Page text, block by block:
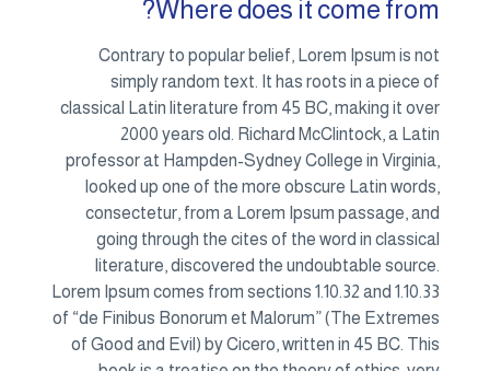
Where does it come from?
Contrary to popular belief, Lorem Ipsum is not
simply random text. It has roots in a piece of
classical Latin literature from 45 BC, making it over
2000 years old. Richard McClintock, a Latin
professor at Hampden-Sydney College in Virginia,
looked up one of the more obscure Latin words,
consectetur, from a Lorem Ipsum passage, and
going through the cites of the word in classical
literature, discovered the undoubtable source.
Lorem Ipsum comes from sections 1.10.32 and 1.10.33
of “de Finibus Bonorum et Malorum” (The Extremes
of Good and Evil) by Cicero, written in 45 BC. This